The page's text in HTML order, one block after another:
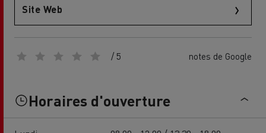
Site Web
/ 5 notes de Google
Horaires d'ouverture